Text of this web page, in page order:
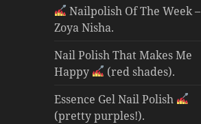
Nailpolish Of The Week –
Zoya Nisha.
Nail Polish That Makes Me
Happy
(red shades).
Essence Gel Nail Polish
(pretty purples!).